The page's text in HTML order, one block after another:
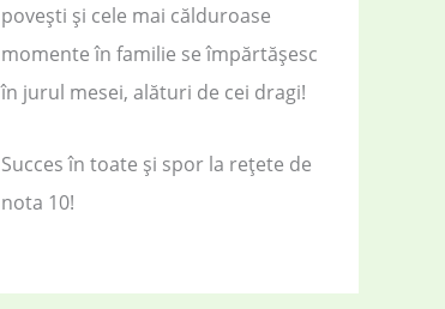
povești și cele mai călduroase
momente în familie se împărtășesc
în jurul mesei, alături de cei dragi!
Succes în toate și spor la rețete de
nota 10!